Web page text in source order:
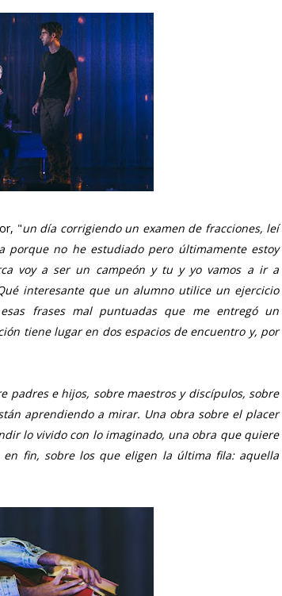
"un día corrigiendo un examen de fracciones, leí
porque no he estudiado pero últimamente estoy
voy a ser un campeón y tu y yo vamos a ir a
interesante que un alumno utilice un ejercicio
frases mal puntuadas que me entregó un
tiene lugar en dos espacios de encuentro y, por
padres e hijos, sobre maestros y discípulos, sobre
aprendiendo a mirar. Una obra sobre el placer
lo vivido con lo imaginado, una obra que quiere
fin, sobre los que eligen la última fila: aquella